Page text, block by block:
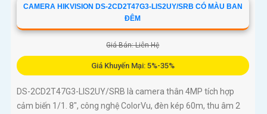
CAMERA HIKVISION DS-2CD2T47G3-LIS2UY/SRB CÓ MÀU BAN
ĐÊM
Giá Bán: Liên Hệ
Giá Khuyến Mại: 5%-35%
DS-2CD2T47G3-LIS2UY/SRB là camera thân 4MP tích hợp
cảm biến 1/1. 8", công nghệ ColorVu, đèn kép 60m, thu âm 2